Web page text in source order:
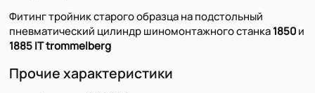
Фитинг тройник старого образца на подстольный
пневматический цилиндр шиномонтажного станка1850и
1885 IT trommelberg
Прочие характеристики